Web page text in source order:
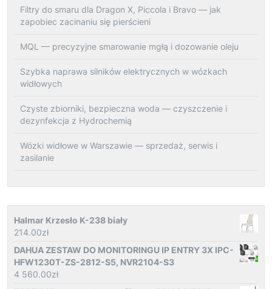
Filtry do smaru dla Dragon X, Piccola i Bravo — jak
zapobiec zacinaniu się pierścieni
MQL — precyzyjne smarowanie mgłą i dozowanie oleju
Szybka naprawa silników elektrycznych w wózkach
widłowych
Czyste zbiorniki, bezpieczna woda — czyszczenie i
dezynfekcja z Hydrochemią
Wózki widłowe w Warszawie — sprzedaż, serwis i
zasilanie
Halmar Krzesło K-238 biały
214.00zł
DAHUA ZESTAW DO MONITORINGU IP ENTRY 3X IPC-
HFW1230T-ZS-2812-S5, NVR2104-S3
4 560.00zł